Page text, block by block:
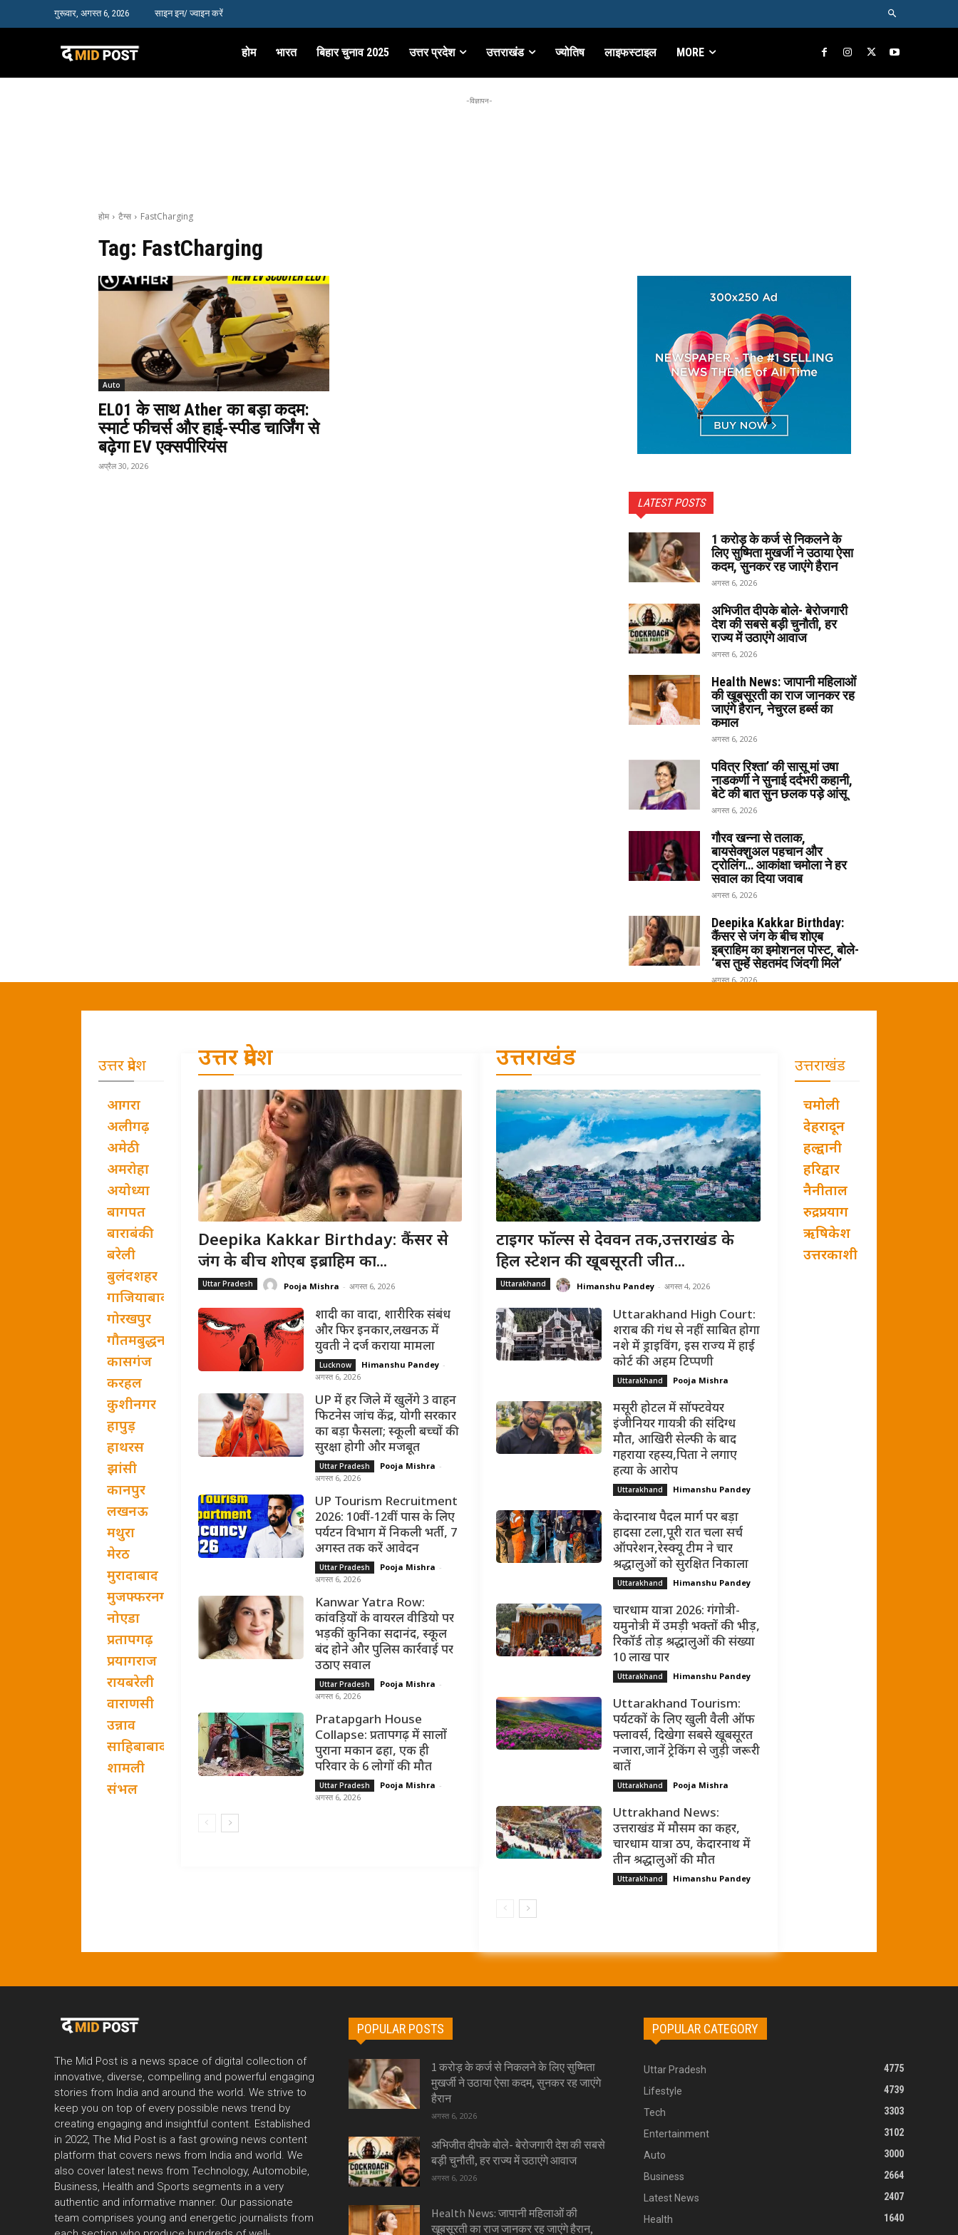
गुरूवार, अगस्त 6, 2026 साइन इन/ ज्वाइन करें
होम भारत बिहार चुनाव 2025 उत्तर प्रदेश उत्तराखंड ज्योतिष लाइफस्टाइल MORE
-विज्ञापन-
होम टैग्स FastCharging
Tag: FastCharging
Auto
EL01 के साथ Ather का बड़ा कदम:
स्मार्ट फीचर्स और हाई-स्पीड चार्जिंग से
बढ़ेगा EV एक्सपीरियंस
अप्रैल 30, 2026
LATEST POSTS
1 करोड़ के कर्ज से निकलने के
लिए सुष्मिता मुखर्जी ने उठाया ऐसा
कदम, सुनकर रह जाएंगे हैरान
अगस्त 6, 2026
अभिजीत दीपके बोले- बेरोजगारी
देश की सबसे बड़ी चुनौती, हर
राज्य में उठाएंगे आवाज
अगस्त 6, 2026
Health News: जापानी महिलाओं
की खूबसूरती का राज जानकर रह
जाएंगे हैरान, नेचुरल हर्ब्स का
कमाल
अगस्त 6, 2026
पवित्र रिश्ता’ की सासू मां उषा
नाडकर्णी ने सुनाई दर्दभरी कहानी,
बेटे की बात सुन छलक पड़े आंसू
अगस्त 6, 2026
गौरव खन्ना से तलाक,
बायसेक्शुअल पहचान और
ट्रोलिंग… आकांक्षा चमोला ने हर
सवाल का दिया जवाब
अगस्त 6, 2026
Deepika Kakkar Birthday:
कैंसर से जंग के बीच शोएब
इब्राहिम का इमोशनल पोस्ट, बोले-
‘बस तुम्हें सेहतमंद जिंदगी मिले’
अगस्त 6, 2026
उत्तर प्रदेश
आगरा
अलीगढ़
अमेठी
अमरोहा
अयोध्या
बागपत
बाराबंकी
बरेली
बुलंदशहर
गाजियाबाद
गोरखपुर
गौतमबुद्धनगर
कासगंज
करहल
कुशीनगर
हापुड़
हाथरस
झांसी
कानपुर
लखनऊ
मथुरा
मेरठ
मुरादाबाद
मुजफ्फरनगर
नोएडा
प्रतापगढ़
प्रयागराज
रायबरेली
वाराणसी
उन्नाव
साहिबाबाद
शामली
संभल
उत्तर प्रदेश
Deepika Kakkar Birthday: कैंसर से
जंग के बीच शोएब इब्राहिम का...
Uttar Pradesh Pooja Mishra - अगस्त 6, 2026
शादी का वादा, शारीरिक संबंध
और फिर इनकार,लखनऊ में
युवती ने दर्ज कराया मामला
Lucknow Himanshu Pandey -
अगस्त 6, 2026
UP में हर जिले में खुलेंगे 3 वाहन
फिटनेस जांच केंद्र, योगी सरकार
का बड़ा फैसला; स्कूली बच्चों की
सुरक्षा होगी और मजबूत
Uttar Pradesh Pooja Mishra -
अगस्त 6, 2026
UP Tourism Recruitment
2026: 10वीं-12वीं पास के लिए
पर्यटन विभाग में निकली भर्ती, 7
अगस्त तक करें आवेदन
Uttar Pradesh Pooja Mishra -
अगस्त 6, 2026
Kanwar Yatra Row:
कांवड़ियों के वायरल वीडियो पर
भड़कीं कुनिका सदानंद, स्कूल
बंद होने और पुलिस कार्रवाई पर
उठाए सवाल
Uttar Pradesh Pooja Mishra -
अगस्त 6, 2026
Pratapgarh House
Collapse: प्रतापगढ़ में सालों
पुराना मकान ढहा, एक ही
परिवार के 6 लोगों की मौत
Uttar Pradesh Pooja Mishra -
अगस्त 6, 2026
उत्तराखंड
टाइगर फॉल्स से देववन तक,उत्तराखंड के
हिल स्टेशन की खूबसूरती जीत...
Uttarakhand Himanshu Pandey - अगस्त 4, 2026
Uttarakhand High Court:
शराब की गंध से नहीं साबित होगा
नशे में ड्राइविंग, इस राज्य में हाई
कोर्ट की अहम टिप्पणी
Uttarakhand Pooja Mishra
मसूरी होटल में सॉफ्टवेयर
इंजीनियर गायत्री की संदिग्ध
मौत, आखिरी सेल्फी के बाद
गहराया रहस्य,पिता ने लगाए
हत्या के आरोप
Uttarakhand Himanshu Pandey
केदारनाथ पैदल मार्ग पर बड़ा
हादसा टला,पूरी रात चला सर्च
ऑपरेशन,रेस्क्यू टीम ने चार
श्रद्धालुओं को सुरक्षित निकाला
Uttarakhand Himanshu Pandey
चारधाम यात्रा 2026: गंगोत्री-
यमुनोत्री में उमड़ी भक्तों की भीड़,
रिकॉर्ड तोड़ श्रद्धालुओं की संख्या
10 लाख पार
Uttarakhand Himanshu Pandey
Uttarakhand Tourism:
पर्यटकों के लिए खुली वैली ऑफ
फ्लावर्स, दिखेगा सबसे खूबसूरत
नजारा,जानें ट्रेकिंग से जुड़ी जरूरी
बातें
Uttarakhand Pooja Mishra
Uttrakhand News:
उत्तराखंड में मौसम का कहर,
चारधाम यात्रा ठप, केदारनाथ में
तीन श्रद्धालुओं की मौत
Uttarakhand Himanshu Pandey
उत्तराखंड
चमोली
देहरादून
हल्द्वानी
हरिद्वार
नैनीताल
रुद्रप्रयाग
ऋषिकेश
उत्तरकाशी
The Mid Post is a news space of digital collection of
innovative, diverse, compelling and powerful engaging
stories from India and around the world. We strive to
keep you on top of every possible news trend by
creating engaging and insightful content. Established
in 2022, The Mid Post is a fast growing news content
platform that covers news from India and world. We
also cover latest news from Technology, Automobile,
Business, Health and Sports segments in a very
authentic and informative manner. Our passionate
team comprises young and energetic journalists from
POPULAR POSTS
1 करोड़ के कर्ज से निकलने के लिए सुष्मिता
मुखर्जी ने उठाया ऐसा कदम, सुनकर रह जाएंगे
हैरान
अगस्त 6, 2026
अभिजीत दीपके बोले- बेरोजगारी देश की सबसे
बड़ी चुनौती, हर राज्य में उठाएंगे आवाज
अगस्त 6, 2026
Health News: जापानी महिलाओं की
खूबसूरती का राज जानकर रह जाएंगे हैरान,
POPULAR CATEGORY
Uttar Pradesh
4775
Lifestyle
4739
Tech
3303
Entertainment
3102
Auto
3000
Business
2664
Latest News
2407
Health
1640